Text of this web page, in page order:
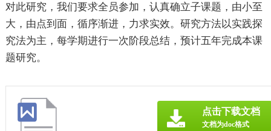
对此研究，我们要求全员参加，认真确立子课题，由小至
大，由点到面，循序渐进，力求实效。研究方法以实践探
究法为主，每学期进行一次阶段总结，预计五年完成本课
题研究。
点击下载文档
文档为doc格式